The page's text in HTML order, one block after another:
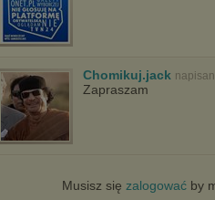
Chomikuj.jack
Zapraszam
Musisz się zalogowaćby